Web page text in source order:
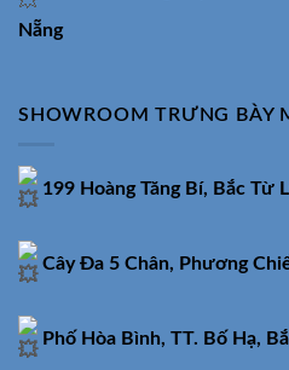
Nẵng
SHOWROOM TRƯNG BÀY
199 Hoàng Tăng Bí, Bắc Từ
Cây Đa 5 Chân, Phương
Phố Hòa Bình, TT. Bố Hạ,